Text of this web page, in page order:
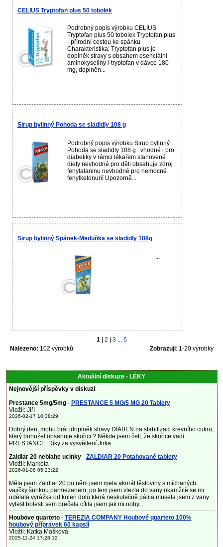
CELIUS Tryptofan plus 50 tobolek
Podrobný popis výrobku CELIUS
Tryptofan plus 50 tobolek Tryptofan plus
- přírodní cestou ke spánku
Charakteristika: Tryptofan plus je
doplněk stravy s obsahem esenciální
aminokyseliny l-tryptofan v dávce 180
mg, doplněn...
Sirup bylinný Pohoda se sladidly 108 g
Podrobný popis výrobku Sirup bylinný
Pohoda se sladidly 108 g vhodné i pro
diabetiky v rámci lékařem stanovené
diety nevhodné pro děti obsahuje zdroj
fenylalaninu nevhodné pro nemocné
fenylketonurií Upozorně...
Sirup bylinný Spánek-Meduňka se sladidly 108g
...
1 2 3... 6
Nalezeno: 102 výrobků Zobrazuji: 1-20 výrobky
Aktuální diskuze - LÉKY
Nejnovější příspěvky v diskuzi:
Prestance 5mg/5mg- PRESTANCE 5 MG/5 MG 20 Tablety
Vložil: Jiří
2026-02-17 10:38:29
Dobrý den, mohu brát idoplněk stravy DIABEN na stabilizaci krevního cukru,
který bohužel obsahuje skořici ? Někde jsem četl, že skořice vadí
PRESTANCE. Díky za vysvětlení.Jirka...
Zaldiar 20 neblahe ucinky- ZALDIAR 20 Potahované tablety
Vložil: Markéta
2026-01-08 05:23:22
Měla jsem Zaldiar 20 po něm jsem mela akorát těstoviny s míchaných
vajíčky šunkou parmezanem, po tem jsem vlezla do vany okamžitě se mi
udělala vyrážka od kolen dolů která neskutečně pálila musela jsem z vany
vylest bolesti sem brečela cítila jsem jak mi nohy...
Houbove quarteto- TEREZIA COMPANY Houbové quarteto 100%
houbový přípravek 60 kapslí
Vložil: Katka Mašková
2025-11-24 17:28:12